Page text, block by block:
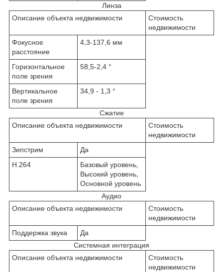
Линза
Описание объекта недвижимости
Стоимость
недвижимости
Фокусное
расстояние
4,3-137,6 мм
Горизонтальное
поле зрения
58,5-2,4 °
Вертикальное
поле зрения
34,9 - 1,3 °
Сжатие
Описание объекта недвижимости
Стоимость
недвижимости
Зипстрим
Да
H.264
Базовый уровень,
Высокий уровень,
Основной уровень
Аудио
Описание объекта недвижимости
Стоимость
недвижимости
Поддержка звука
Да
Системная интеграция
Описание объекта недвижимости
Стоимость
недвижимости